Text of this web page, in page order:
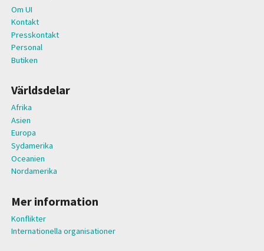
Om UI
Kontakt
Presskontakt
Personal
Butiken
Världsdelar
Afrika
Asien
Europa
Sydamerika
Oceanien
Nordamerika
Mer information
Konflikter
Internationella organisationer